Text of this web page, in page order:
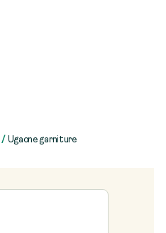
/ Ugaone garniture